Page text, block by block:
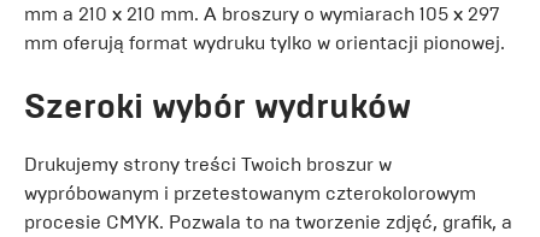
mm a 210 x 210 mm. A broszury o wymiarach 105 x 297
mm oferują format wydruku tylko w orientacji pionowej.
Szeroki wybór wydruków
Drukujemy strony treści Twoich broszur w
wypróbowanym i przetestowanym czterokolorowym
procesie CMYK. Pozwala to na tworzenie zdjęć, grafik, a